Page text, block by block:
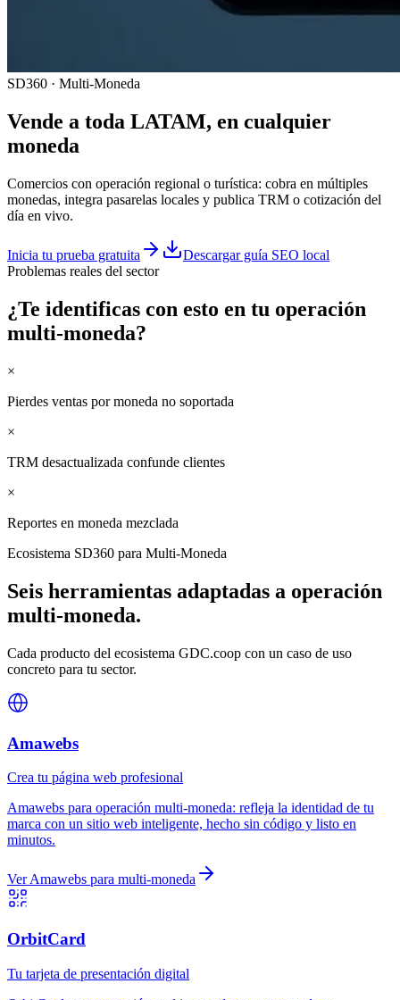
SD360 · Multi-Moneda
Vende a toda LATAM, en cualquier
moneda
Comercios con operación regional o turística: cobra en múltiples
monedas, integra pasarelas locales y publica TRM o cotización del
día en vivo.
Inicia tu prueba gratuita
Descargar guía SEO local
Problemas reales del sector
¿Te identificas con esto en tu operación
multi-moneda?
×
Pierdes ventas por moneda no soportada
×
TRM desactualizada confunde clientes
×
Reportes en moneda mezclada
Ecosistema SD360 para Multi-Moneda
Seis herramientas adaptadas a operación
multi-moneda.
Cada producto del ecosistema GDC.coop con un caso de uso
concreto para tu sector.
Amawebs
Crea tu página web profesional
Amawebs para operación multi-moneda: refleja la identidad de tu
marca con un sitio web inteligente, hecho sin código y listo en
minutos.
VerAmawebs para multi-moneda
OrbitCard
Tu tarjeta de presentación digital